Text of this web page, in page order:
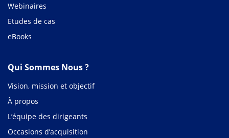
Webinaires
Etudes de cas
eBooks
Qui Sommes Nous ?
Vision, mission et objectif
À propos
L’équipe des dirigeants
Occasions d’acquisition